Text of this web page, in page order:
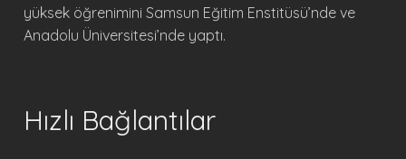
yüksek öğrenimini Samsun Eğitim Enstitüsü’nde ve
Anadolu Üniversitesi’nde yaptı.
Hızlı Bağlantılar